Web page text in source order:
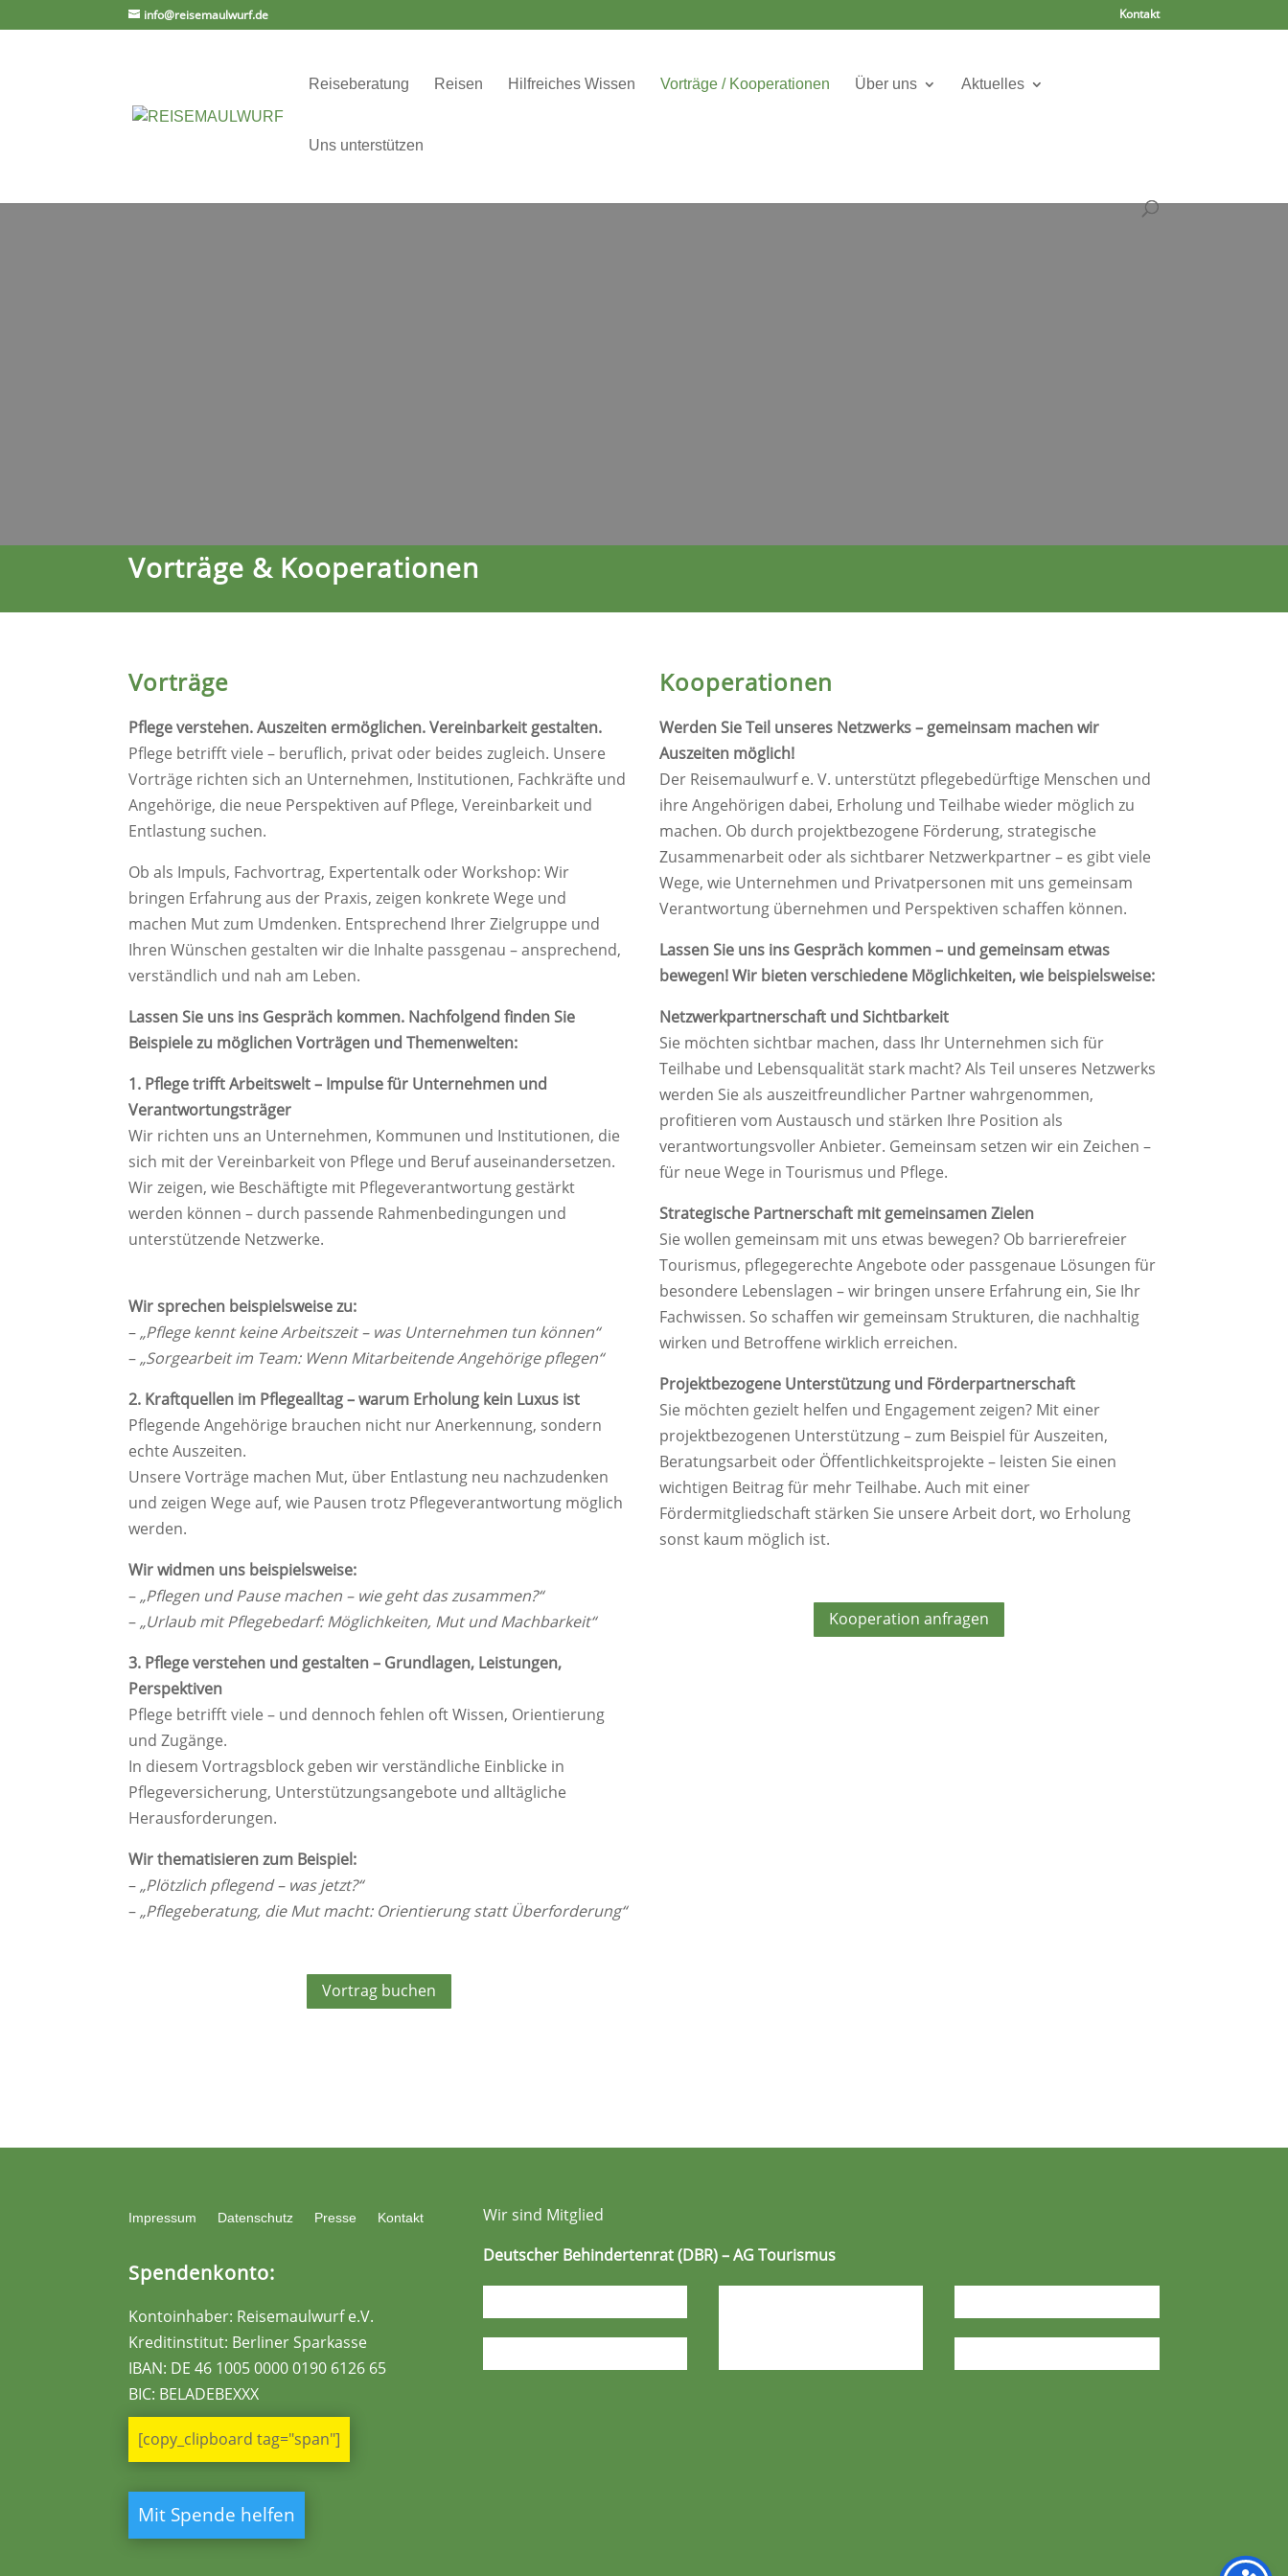
info@reisemaulwurf.de Kontakt
Reiseberatung Reisen Hilfreiches Wissen Vorträge / Kooperationen Über uns Aktuelles
Uns unterstützen
Vorträge & Kooperationen
Vorträge
Pflege verstehen. Auszeiten ermöglichen. Vereinbarkeit gestalten.
Pflege betrifft viele – beruflich, privat oder beides zugleich. Unsere
Vorträge richten sich an Unternehmen, Institutionen, Fachkräfte und
Angehörige, die neue Perspektiven auf Pflege, Vereinbarkeit und
Entlastung suchen.
Ob als Impuls, Fachvortrag, Expertentalk oder Workshop: Wir
bringen Erfahrung aus der Praxis, zeigen konkrete Wege und
machen Mut zum Umdenken. Entsprechend Ihrer Zielgruppe und
Ihren Wünschen gestalten wir die Inhalte passgenau – ansprechend,
verständlich und nah am Leben.
Lassen Sie uns ins Gespräch kommen. Nachfolgend finden Sie
Beispiele zu möglichen Vorträgen und Themenwelten:
1. Pflege trifft Arbeitswelt – Impulse für Unternehmen und
Verantwortungsträger
Wir richten uns an Unternehmen, Kommunen und Institutionen, die
sich mit der Vereinbarkeit von Pflege und Beruf auseinandersetzen.
Wir zeigen, wie Beschäftigte mit Pflegeverantwortung gestärkt
werden können – durch passende Rahmenbedingungen und
unterstützende Netzwerke.
Wir sprechen beispielsweise zu:
– „Pflege kennt keine Arbeitszeit – was Unternehmen tun können“
– „Sorgearbeit im Team: Wenn Mitarbeitende Angehörige pflegen“
2. Kraftquellen im Pflegealltag – warum Erholung kein Luxus ist
Pflegende Angehörige brauchen nicht nur Anerkennung, sondern
echte Auszeiten.
Unsere Vorträge machen Mut, über Entlastung neu nachzudenken
und zeigen Wege auf, wie Pausen trotz Pflegeverantwortung möglich
werden.
Wir widmen uns beispielsweise:
– „Pflegen und Pause machen – wie geht das zusammen?“
– „Urlaub mit Pflegebedarf: Möglichkeiten, Mut und Machbarkeit“
3. Pflege verstehen und gestalten – Grundlagen, Leistungen,
Perspektiven
Pflege betrifft viele – und dennoch fehlen oft Wissen, Orientierung
und Zugänge.
In diesem Vortragsblock geben wir verständliche Einblicke in
Pflegeversicherung, Unterstützungsangebote und alltägliche
Herausforderungen.
Wir thematisieren zum Beispiel:
– „Plötzlich pflegend – was jetzt?“
– „Pflegeberatung, die Mut macht: Orientierung statt Überforderung“
Vortrag buchen
Kooperationen
Werden Sie Teil unseres Netzwerks – gemeinsam machen wir
Auszeiten möglich!
Der Reisemaulwurf e. V. unterstützt pflegebedürftige Menschen und
ihre Angehörigen dabei, Erholung und Teilhabe wieder möglich zu
machen. Ob durch projektbezogene Förderung, strategische
Zusammenarbeit oder als sichtbarer Netzwerkpartner – es gibt viele
Wege, wie Unternehmen und Privatpersonen mit uns gemeinsam
Verantwortung übernehmen und Perspektiven schaffen können.
Lassen Sie uns ins Gespräch kommen – und gemeinsam etwas
bewegen! Wir bieten verschiedene Möglichkeiten, wie beispielsweise:
Netzwerkpartnerschaft und Sichtbarkeit
Sie möchten sichtbar machen, dass Ihr Unternehmen sich für
Teilhabe und Lebensqualität stark macht? Als Teil unseres Netzwerks
werden Sie als auszeitfreundlicher Partner wahrgenommen,
profitieren vom Austausch und stärken Ihre Position als
verantwortungsvoller Anbieter. Gemeinsam setzen wir ein Zeichen –
für neue Wege in Tourismus und Pflege.
Strategische Partnerschaft mit gemeinsamen Zielen
Sie wollen gemeinsam mit uns etwas bewegen? Ob barrierefreier
Tourismus, pflegegerechte Angebote oder passgenaue Lösungen für
besondere Lebenslagen – wir bringen unsere Erfahrung ein, Sie Ihr
Fachwissen. So schaffen wir gemeinsam Strukturen, die nachhaltig
wirken und Betroffene wirklich erreichen.
Projektbezogene Unterstützung und Förderpartnerschaft
Sie möchten gezielt helfen und Engagement zeigen? Mit einer
projektbezogenen Unterstützung – zum Beispiel für Auszeiten,
Beratungsarbeit oder Öffentlichkeitsprojekte – leisten Sie einen
wichtigen Beitrag für mehr Teilhabe. Auch mit einer
Fördermitgliedschaft stärken Sie unsere Arbeit dort, wo Erholung
sonst kaum möglich ist.
Kooperation anfragen
Impressum Datenschutz Presse Kontakt
Spendenkonto:
Kontoinhaber: Reisemaulwurf e.V.
Kreditinstitut: Berliner Sparkasse
IBAN: DE 46 1005 0000 0190 6126 65
BIC: BELADEBEXXX
[copy_clipboard tag="span"]
Mit Spende helfen
Wir sind Mitglied
Deutscher Behindertenrat (DBR) – AG Tourismus